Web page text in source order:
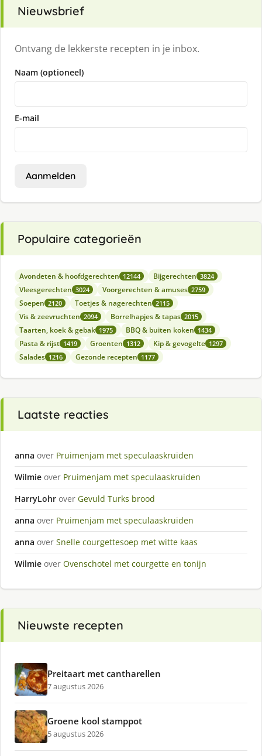
Nieuwsbrief
Ontvang de lekkerste recepten in je inbox.
Naam (optioneel)
E-mail
Aanmelden
Populaire categorieën
Avondeten & hoofdgerechten 12144 Bijgerechten 3824
Vleesgerechten 3024 Voorgerechten & amuses 2759
Soepen 2120 Toetjes & nagerechten 2115
Vis & zeevruchten 2094 Borrelhapjes & tapas 2015
Taarten, koek & gebak 1975 BBQ & buiten koken 1434
Pasta & rijst 1419 Groenten 1312 Kip & gevogelte 1297
Salades 1216 Gezonde recepten 1177
Laatste reacties
anna over Pruimenjam met speculaaskruiden
Wilmie over Pruimenjam met speculaaskruiden
HarryLohr over Gevuld Turks brood
anna over Pruimenjam met speculaaskruiden
anna over Snelle courgettesoep met witte kaas
Wilmie over Ovenschotel met courgette en tonijn
Nieuwste recepten
Preitaart met cantharellen
7 augustus 2026
Groene kool stamppot
5 augustus 2026